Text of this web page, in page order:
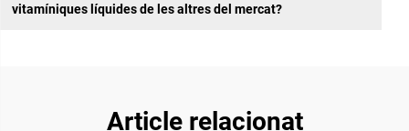
vitamíniques líquides de les altres del mercat?
Article relacionat